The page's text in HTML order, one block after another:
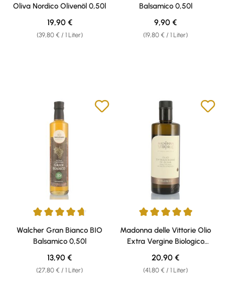
Oliva Nordico Olivenöl 0,50l
(39,80 € / 1 Liter)
Regulärer Preis:
19,90 €
Balsamico 0,50l
(19,80 € / 1 Liter)
Regulärer Preis:
9,90 €
Durchschnittliche Bewertung von 4.75 von 5 Sternen
Walcher Gran Bianco BIO
Balsamico 0,50l
(27,80 € / 1 Liter)
Regulärer Preis:
13,90 €
Durchschnittliche Bewertung
Madonna delle Vittorie Olio
Extra Vergine Biologico
Olivenöl 0,50l
(41,80 € / 1 Liter)
Regulärer Preis:
20,90 €